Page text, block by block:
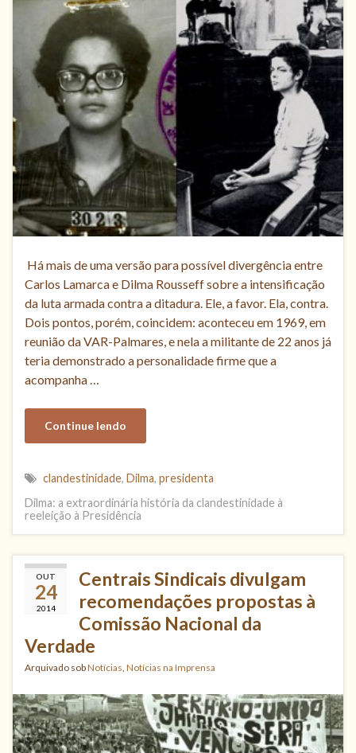
Há mais de uma versão para possível divergência entre
Carlos Lamarca e Dilma Rousseff sobre a intensificação
da luta armada contra a ditadura. Ele, a favor. Ela, contra.
Dois pontos, porém, coincidem: aconteceu em 1969, em
reunião da VAR-Palmares, e nela a militante de 22 anos já
teria demonstrado a personalidade firme que a
acompanha …
Continue lendo
clandestinidade, Dilma, presidenta
Dilma: a extraordinária história da clandestinidade à
reeleição à Presidência
OUT
24
2014
Centrais Sindicais divulgam
recomendações propostas à
Comissão Nacional da
Verdade
Arquivado sobNotícias, Notícias na Imprensa